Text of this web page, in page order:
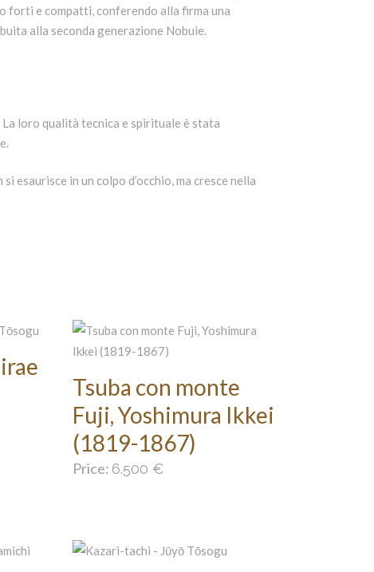
forti e compatti, conferendo alla firma una
alla seconda generazione Nobuie.
loro qualità tecnica e spirituale è stata
esaurisce in un colpo d’occhio, ma cresce nella
Tsuba con monte
Fuji, Yoshimura Ikkei
(1819-1867)
Price: 6.500 €